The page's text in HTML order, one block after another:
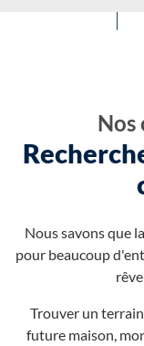
Nos
Nous savons que la
pour beaucoup
Trouver un
future maison,